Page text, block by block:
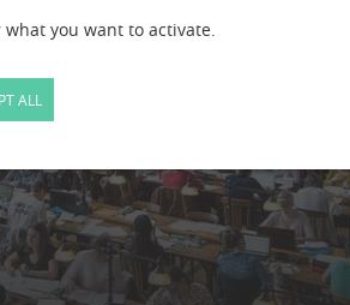
you want to activate.
ALL